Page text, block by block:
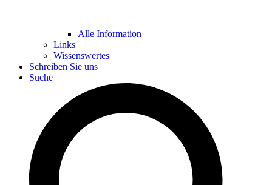
Alle Information
Links
Wissenswertes
Schreiben Sie uns
Suche